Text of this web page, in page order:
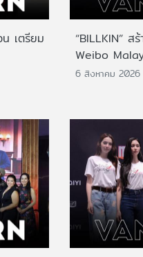
เตรียม
“BILLKIN” ส
Weibo
6 สิงหาคม 2026